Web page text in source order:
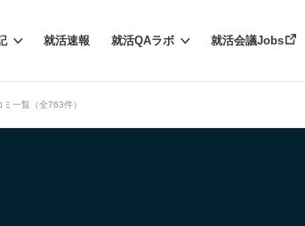
就活速報 就活QAラボ 就活会議Jobs
一覧（全763件）